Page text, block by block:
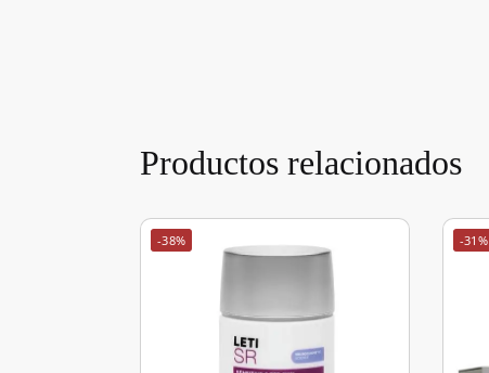
Productos relacionados
-38% -31%